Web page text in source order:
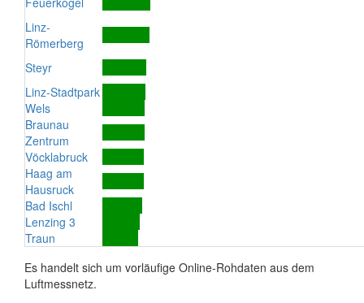
Linz-
Römerberg
Steyr
Linz-Stadtpark
Wels
Braunau
Zentrum
Vöcklabruck
Haag am
Hausruck
Bad Ischl
Lenzing 3
Traun
Es handelt sich um vorläufige Online-Rohdaten aus dem
Luftmessnetz.